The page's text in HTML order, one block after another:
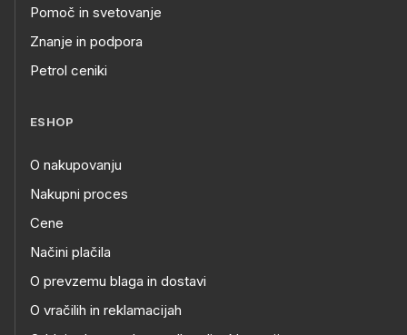
Pomoč in svetovanje
Znanje in podpora
Petrol ceniki
ESHOP
O nakupovanju
Nakupni proces
Cene
Načini plačila
O prevzemu blaga in dostavi
O vračilih in reklamacijah